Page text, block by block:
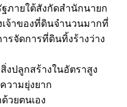
ภายใต้สังกัดสำนักนายก
จ้าของที่ดินจำนวนมากที่
รจัดการที่ดินทิ้งร้างว่าง
งปลูกสร้างในอัตราสูง
วามยุ่งยาก
วยตนเอง